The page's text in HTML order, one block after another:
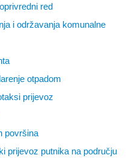
red
i održavanja komunalne
otpadom
prijevoz
površina
prijevoz putnika na području